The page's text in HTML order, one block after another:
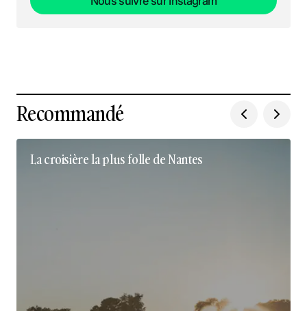
Recommandé
La croisière la plus folle de Nantes